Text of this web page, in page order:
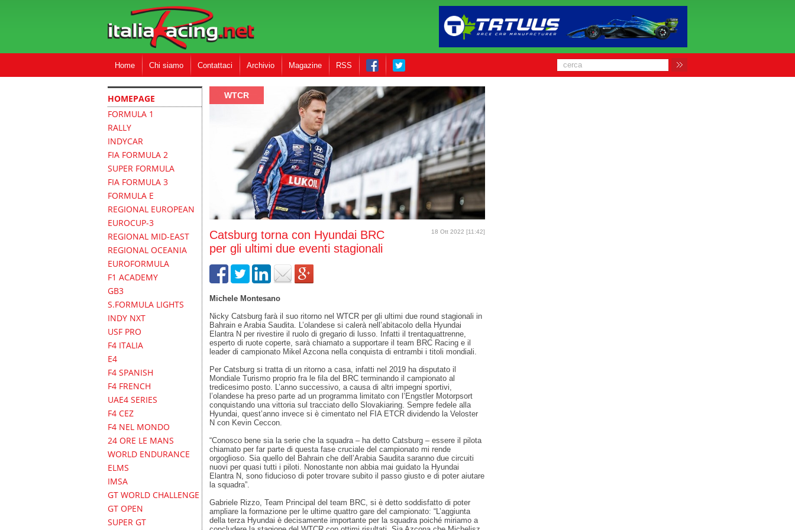
Home Chi siamo Contattaci Archivio Magazine RSS
HOMEPAGE
FORMULA 1
RALLY
INDYCAR
FIA FORMULA 2
SUPER FORMULA
FIA FORMULA 3
FORMULA E
REGIONAL EUROPEAN
EUROCUP-3
REGIONAL MID-EAST
REGIONAL OCEANIA
EUROFORMULA
F1 ACADEMY
GB3
S.FORMULA LIGHTS
INDY NXT
USF PRO
F4 ITALIA
E4
F4 SPANISH
F4 FRENCH
UAE4 SERIES
F4 CEZ
F4 NEL MONDO
24 ORE LE MANS
WORLD ENDURANCE
ELMS
IMSA
GT WORLD CHALLENGE
GT OPEN
SUPER GT
WTCR
18 Ott 2022 [11:42]
Catsburg torna con Hyundai BRC
per gli ultimi due eventi stagionali
Michele Montesano
Nicky Catsburg farà il suo ritorno nel WTCR per gli ultimi due round stagionali in
Bahrain e Arabia Saudita. L’olandese si calerà nell’abitacolo della Hyundai
Elantra N per rivestire il ruolo di gregario di lusso. Infatti il trentaquattrenne,
esperto di ruote coperte, sarà chiamato a supportare il team BRC Racing e il
leader di campionato Mikel Azcona nella conquista di entrambi i titoli mondiali.
Per Catsburg si tratta di un ritorno a casa, infatti nel 2019 ha disputato il
Mondiale Turismo proprio fra le fila del BRC terminando il campionato al
tredicesimo posto. L’anno successivo, a causa di altri impegni sportivi,
l’olandese ha preso parte ad un programma limitato con l’Engstler Motorpsort
conquistando una vittoria sul tracciato dello Slovakiaring. Sempre fedele alla
Hyundai, quest’anno invece si è cimentato nel FIA ETCR dividendo la Veloster
N con Kevin Ceccon.
“Conosco bene sia la serie che la squadra – ha detto Catsburg – essere il pilota
chiamato per far parte di questa fase cruciale del campionato mi rende
orgoglioso. Sia quello del Bahrain che dell’Arabia Saudita saranno due circuiti
nuovi per quasi tutti i piloti. Nonostante non abbia mai guidato la Hyundai
Elantra N, sono fiducioso di poter trovare subito il passo giusto e di poter aiutare
la squadra”.
Gabriele Rizzo, Team Principal del team BRC, si è detto soddisfatto di poter
ampliare la formazione per le ultime quattro gare del campionato: “L’aggiunta
della terza Hyundai è decisamente importante per la squadra poiché miriamo a